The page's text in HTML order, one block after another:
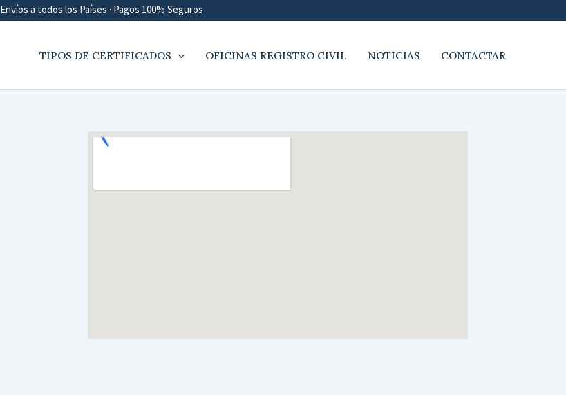
Envíos a todos los Países · Pagos 100% Seguros
TIPOS DE CERTIFICADOS OFICINAS REGISTRO CIVIL NOTICIAS CONTACTAR